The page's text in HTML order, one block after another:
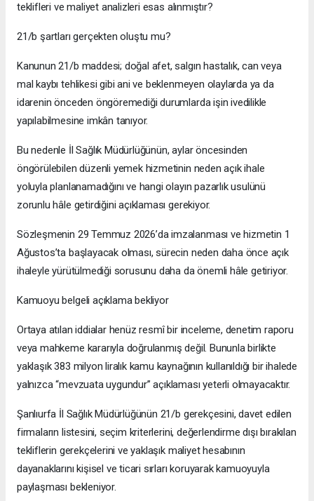
teklifleri ve maliyet analizleri esas alınmıştır?
21/b şartları gerçekten oluştu mu?
Kanunun 21/b maddesi; doğal afet, salgın hastalık, can veya
mal kaybı tehlikesi gibi ani ve beklenmeyen olaylarda ya da
idarenin önceden öngöremediği durumlarda işin ivedilikle
yapılabilmesine imkân tanıyor.
Bu nedenle İl Sağlık Müdürlüğünün, aylar öncesinden
öngörülebilen düzenli yemek hizmetinin neden açık ihale
yoluyla planlanamadığını ve hangi olayın pazarlık usulünü
zorunlu hâle getirdiğini açıklaması gerekiyor.
Sözleşmenin 29 Temmuz 2026’da imzalanması ve hizmetin 1
Ağustos’ta başlayacak olması, sürecin neden daha önce açık
ihaleyle yürütülmediği sorusunu daha da önemli hâle getiriyor.
Kamuoyu belgeli açıklama bekliyor
Ortaya atılan iddialar henüz resmî bir inceleme, denetim raporu
veya mahkeme kararıyla doğrulanmış değil. Bununla birlikte
yaklaşık 383 milyon liralık kamu kaynağının kullanıldığı bir ihalede
yalnızca “mevzuata uygundur” açıklaması yeterli olmayacaktır.
Şanlıurfa İl Sağlık Müdürlüğünün 21/b gerekçesini, davet edilen
firmaların listesini, seçim kriterlerini, değerlendirme dışı bırakılan
tekliflerin gerekçelerini ve yaklaşık maliyet hesabının
dayanaklarını kişisel ve ticari sırları koruyarak kamuoyuyla
paylaşması bekleniyor.